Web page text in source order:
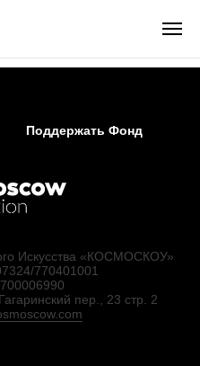
Поддержать Фонд
Искусства «КОСМОСКОУ»
770401001
пер., 23 стр. 2